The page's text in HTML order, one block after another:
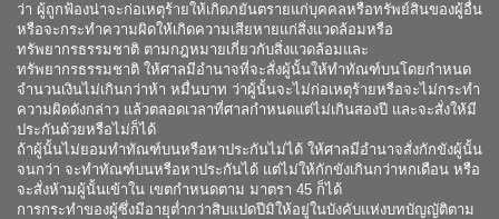
ว่า ผู้ถูกฟ้องน่าจะก่อเหตุร้ายให้เกิดภยันตรายแก่บุคคลหรือทรัพย์สินของผู้อื่น
หรือจะกระทำความผิดให้เกิดความเสียหายแก่สิ่งแวดล้อมหรือ
ทรัพยากรธรรมชาติ ตามกฎหมายเกี่ยวกับสิ่งแวดล้อมและ
ทรัพยากรธรรมชาติ ให้ศาลมีอำนาจที่จะสั่งผู้นั้นให้ทำทัณฑ์บนโดยกำหนด
จำนวนเงินไม่เกินกว่าห้า หมื่นบาท ว่าผู้นั้นจะไม่ก่อเหตุร้ายหรือจะไม่กระทำ
ความผิดดังกล่าว แล้วตลอดเวลาที่ศาลกำหนดแต่ไม่เกินสองปี และจะสั่งให้มี
ประกันด้วยหรือไม่ก็ได้
ถ้าผู้นั้นไม่ยอมทำทัณฑ์บนหรือหาประกันไม่ได้ ให้ศาลมีอำนาจสั่งกักขังผู้นั้น
จนกว่า จะทำทัณฑ์บนหรือหาประกันได้ แต่ไม่ให้กักขังเกินกว่าหกเดือน หรือ
จะสั่งห้ามผู้นั้นเข้าใน เขตกำหนดตาม มาตรา 45 ก็ได้
การกระทำของผู้ซึ่งมีอายุต่ำกว่าสิบแปดปีมิให้อยู่ในบังคับแห่งบทบัญญัติตาม